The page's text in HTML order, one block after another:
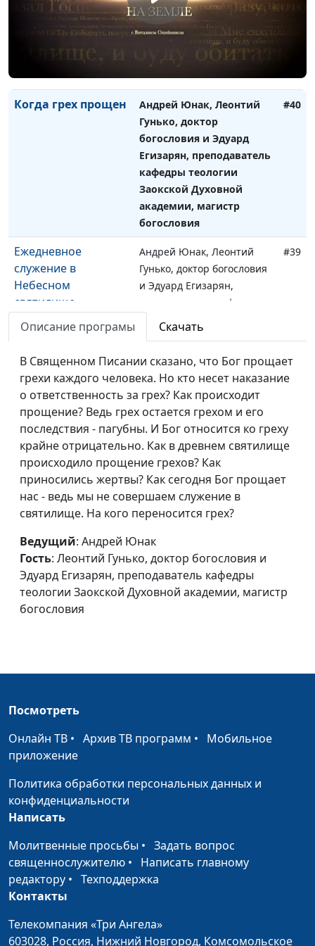
и Эдуард Егизарян,
преподаватель кафедры
теологии Заокской
Духовной академии,
магистр богословия
Когда грех прощен
Андрей Юнак, Леонтий
Гунько, доктор
богословия и Эдуард
Егизарян, преподаватель
кафедры теологии
Заокской Духовной
академии, магистр
богословия
#40
Ежедневное
служение в
Небесном
святилище
Андрей Юнак, Леонтий
Гунько, доктор богословия
и Эдуард Егизарян,
преподаватель кафедры
#39
Инаугурация Христа
Андрей Юнак, Леонтий
Гунько, доктор богословия
и Эдуард Егизарян,
преподаватель кафедры
теологии Заокской
Духовной академии,
магистр богословия
#38
Праздники в Ветхом
часть)
Андрей Юнак, Леонтий
и Эдуард Егизарян,
преподаватель кафедры
теологии Заокской
Духовной академии,
часть)
и Эдуард Егизарян,
магистр богословия
святилище - для
человека
Гунько, доктор богословия
теологии Заокской
Духовной академии,
Предназначение
истинного
святилища.
Гунько, доктор богословия
и Эдуард Егизарян,
Описание програмы Скачать
В Священном Писании сказано, что Бог прощает
грехи каждого человека. Но кто несет наказание
о ответственность за грех? Как происходит
прощение? Ведь грех остается грехом и его
последствия - пагубны. И Бог относится ко греху
крайне отрицательно. Как в древнем святилище
происходило прощение грехов? Как
приносились жертвы? Как сегодня Бог прощает
нас - ведь мы не совершаем служение в
святилище. На кого переносится грех?
Ведущий: Андрей Юнак
Гость: Леонтий Гунько, доктор богословия и
Эдуард Егизарян, преподаватель кафедры
теологии Заокской Духовной академии, магистр
богословия
Посмотреть
Онлайн ТВ • Архив ТВ программ • Мобильное
приложение
Политика обработки персональных данных и
конфиденциальности
Написать
Молитвенные просьбы • Задать вопрос
священнослужителю • Написать главному
редактору • Техподдержка
Контакты
Телекомпания «Три Ангела»
603028, Россия, Нижний Новгород, Комсомольское